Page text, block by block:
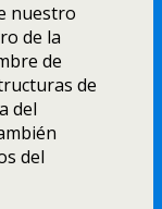
nuestro
de la
de
de
del
del